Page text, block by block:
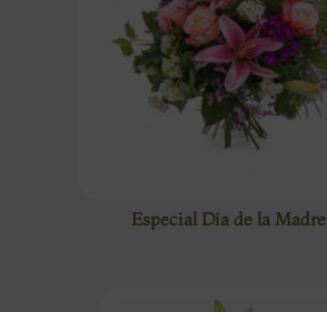
Especial Día de la Madre